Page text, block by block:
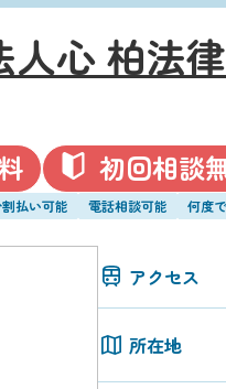
人心 柏法
初回相談
払い可能 電話相談可能 何度
アクセス
所在地